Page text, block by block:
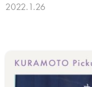
2022.1.26